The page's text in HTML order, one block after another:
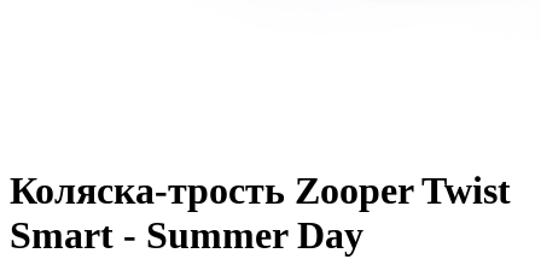
Коляска-трость Zooper Twist
Smart - Summer Day